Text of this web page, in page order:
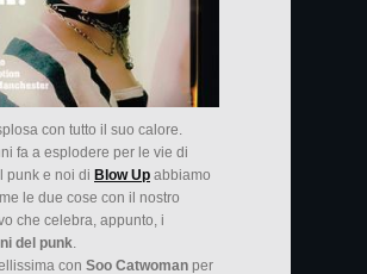
con tutto il suo calore.
fa a esplodere per le vie di
punk e noi di Blow Up abbiamo
le due cose con il nostro
che celebra, appunto, i
del punk.
con Soo Catwoman per